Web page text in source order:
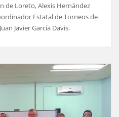
de Loreto, Alexis Hernández
Estatal de Torneos de
Javier García Davis.